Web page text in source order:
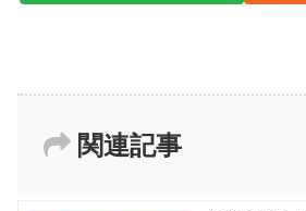
関連記事